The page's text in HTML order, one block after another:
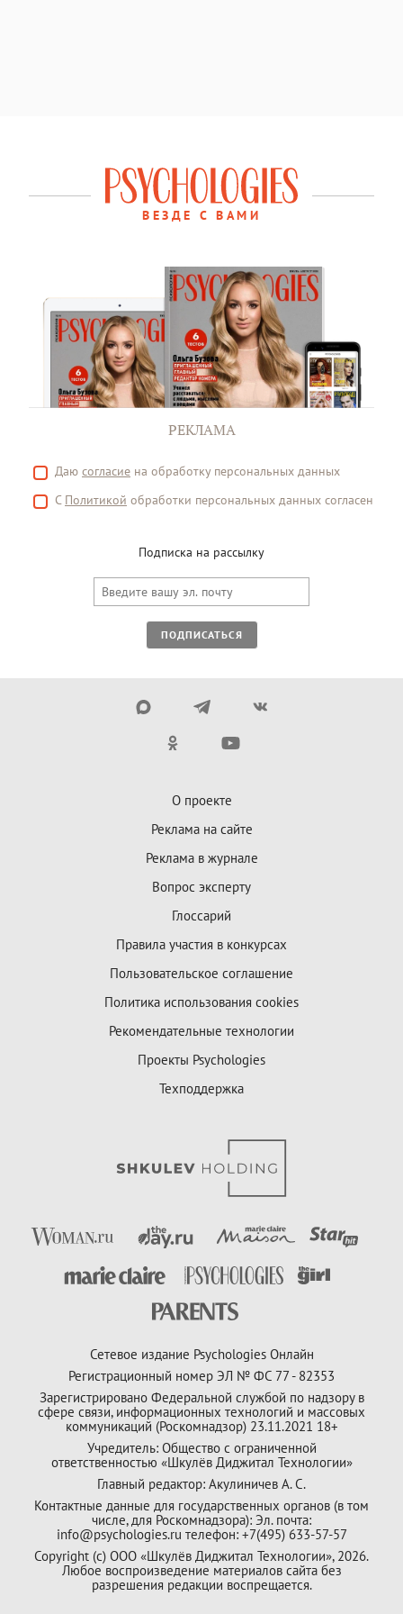
ВЕЗДЕ С ВАМИ
РЕКЛАМА
Даю согласие на обработку персональных данных
С Политикой обработки персональных данных согласен
Подписка на рассылку
ПОДПИСАТЬСЯ
О проекте
Реклама на сайте
Реклама в журнале
Вопрос эксперту
Глоссарий
Правила участия в конкурсах
Пользовательское соглашение
Политика использования cookies
Рекомендательные технологии
Проекты Psychologies
Техподдержка
Сетевое издание Psychologies Онлайн
Регистрационный номер ЭЛ № ФС 77 - 82353
Зарегистрировано Федеральной службой по надзору в
сфере связи, информационных технологий и массовых
коммуникаций (Роскомнадзор) 23.11.2021 18+
Учредитель: Общество с ограниченной
ответственностью «Шкулёв Диджитал Технологии»
Главный редактор: Акулиничев А. С.
Контактные данные для государственных органов (в том
числе, для Роскомнадзора): Эл. почта:
info@psychologies.ru телефон: +7(495) 633-57-57
Copyright (с) ООО «Шкулёв Диджитал Технологии», 2026.
Любое воспроизведение материалов сайта без
разрешения редакции воспрещается.